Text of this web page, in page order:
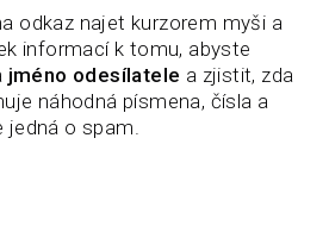
odkaz najet kurzorem myši a
informací k tomu, abyste
jméno odesílatele a zjistit, zda
náhodná písmena, čísla a
o spam.